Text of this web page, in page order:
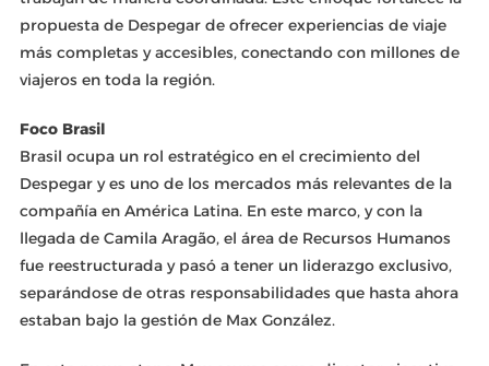
propuesta de Despegar de ofrecer experiencias de viaje
más completas y accesibles, conectando con millones de
viajeros en toda la región.
Foco Brasil
Brasil ocupa un rol estratégico en el crecimiento del
Despegar y es uno de los mercados más relevantes de la
compañía en América Latina. En este marco, y con la
llegada de Camila Aragão, el área de Recursos Humanos
fue reestructurada y pasó a tener un liderazgo exclusivo,
separándose de otras responsabilidades que hasta ahora
estaban bajo la gestión de Max González.